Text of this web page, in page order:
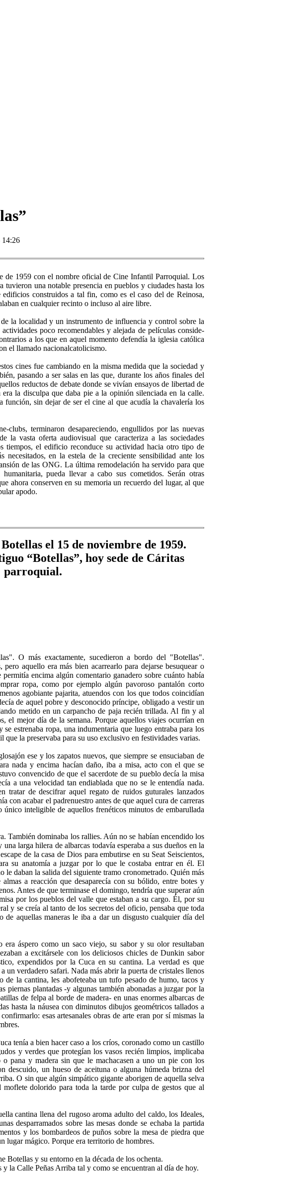
14:26
de 1959 con el nombre oficial de Cine Infantil Parroquial. Los
tuvieron una notable presencia en pueblos y ciudades hasta los
construidos a tal fin, como es el caso del de Reinosa,
en cual­quier recinto o incluso al aire libre.
la localidad y un instrumento de influencia y control sobre la
poco recomendables y alejada de películas conside­
a los que en aquel momento defendía la iglesia católica
el llamado nacionalcatolicismo.
cines fue cambiando en la misma medida que la so­ciedad y
pasando a ser salas en las que, durante los años finales del
reductos de debate donde se vi­vían ensayos de libertad de
la disculpa que daba pie a la opinión silenciada en la calle.
sin dejar de ser el cine al que acudía la chavalería los
clubs, terminaron desapareciendo, engullidos por las nuevas
la vasta oferta audiovisual que caracteriza a las sociedades
tiempos, el edificio reconduce su actividad hacia otro tipo de
necesitados, en la estela de la creciente sensi­bilidad ante los
de las ONG. La última remodelación ha servido para que
pueda llevar a cabo sus co­metidos. Serán otras
ahora conserven en su memoria un recuerdo del lugar, al que
apodo.
O más exactamente, sucedieron a bordo del "Botellas".
aquello era más bien acarrearlo para dejarse besuquear o
encima algún co­mentario ganadero sobre cuánto había
ropa, como por ejemplo algún pavoroso pantalón corto
agobiante pajarita, atuendos con los que todos coincidían
de aquel pobre y desconocido príncipe, obligado a ves­tir un
metido en un carpancho de paja recién tri­llada. Al fin y al
el mejor día de la semana. Porque aque­llos viajes ocurrían en
estrenaba ropa, una indumen­taria que luego entraba para los
la preservaba para su uso exclusivo en festividades varias.
ese y los zapatos nuevos, que siempre se en­suciaban de
nada y encima hacían daño, iba a misa, acto con el que se
convencido de que el sacerdote de su pueblo decía la misa
a una velocidad tan endia­blada que no se le entendía nada.
tratar de descifrar aquel regato de ruidos guturales lanzados
con acabar el pa­drenuestro antes de que aquel cura de carreras
in­teligible de aquellos frenéticos minutos de embaru­llada
También dominaba los rallies. Aún no se habían en­cendido los
larga hilera de albarcas todavía espe­raba a sus dueños en la
de la casa de Dios para em­butirse en su Seat Seiscientos,
su anatomía a juzgar por lo que le costaba entrar en él. El
le daban la salida del siguiente tramo cronometrado. Quién más
a reac­ción que desaparecía con su bólido, entre botes y
Antes de que terminase el domingo, tendría que su­perar aún
por los pueblos del valle que estaban a su cargo. Él, por su
y se creía al tanto de los secretos del oficio, pensaba que toda
de aquellas maneras le iba a dar un disgusto cualquier día del
áspero como un saco viejo, su sabor y su olor resul­taban
a excitársele con los deliciosos chicles de Dunkin sabor
expendidos por la Cuca en su cantina. La verdad es que
un verdadero safari. Nada más abrir la puerta de cristales llenos
de la cantina, les abofeteaba un tufo pesado de humo, tacos y
piernas plantadas -y algu­nas también abonadas a juzgar por la
de felpa al borde de madera- en unas enormes albarcas de
hasta la náusea con diminutos dibujos geométricos tallados a
esas artesanales obras de arte eran por sí mismas la
tenía a bien hacer caso a los críos, coronado como un castillo
y verdes que protegían los vasos recién limpios, implicaba
o pana y madera sin que le machaca­sen a uno un pie con los
descuido, un hueso de aceituna o alguna húmeda brizna del
O sin que algún sim­pático gigante aborigen de aquella selva
dolorido para toda la tarde por culpa de gestos que al
cantina llena del rugoso aroma adulto del caldo, los Ideales,
desparramados sobre las mesas donde se echaba la partida
y los bombardeos de puños sobre la mesa de piedra que
lugar mágico. Porque era territorio de hombres.